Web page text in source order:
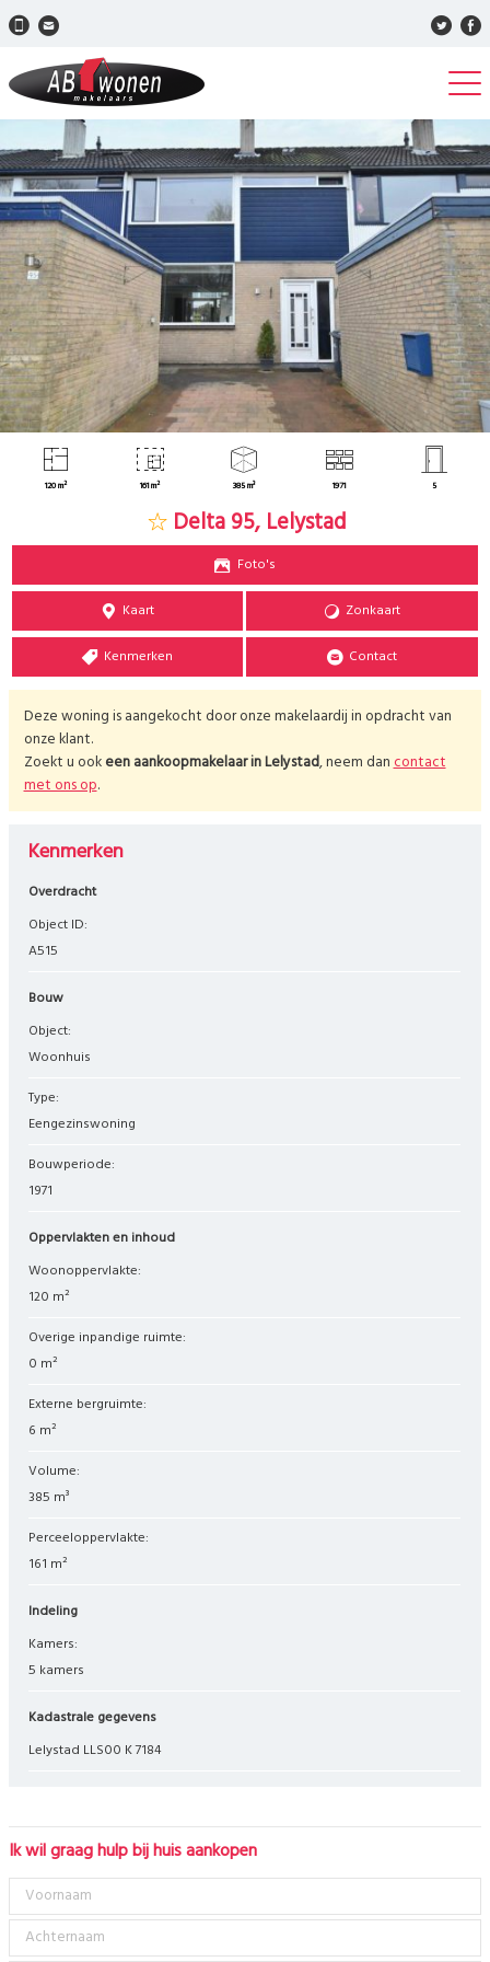
120 m² 161 m² 385 m³ 1971 5
Delta 95, Lelystad
Foto's
Kaart Zonkaart
Kenmerken Contact
Deze woning is aangekocht door onze makelaardij in opdracht van
onze klant.
Zoekt u ookeen aankoopmakelaar inLelystad, neem dancontact
met ons op.
Kenmerken
Overdracht
Object ID:
A515
Bouw
Object:
woonhuis
Type:
eengezinswoning
Bouwperiode:
1971
Oppervlakten en inhoud
Woonoppervlakte:
120 m²
Overige inpandige ruimte:
0 m²
Externe bergruimte:
6 m²
Volume:
385 m³
Perceeloppervlakte:
161 m²
Indeling
Kamers:
5 kamers
Kadastrale gegevens
Lelystad LLS00 K 7184
Ik wil graag hulp bij huis aankopen